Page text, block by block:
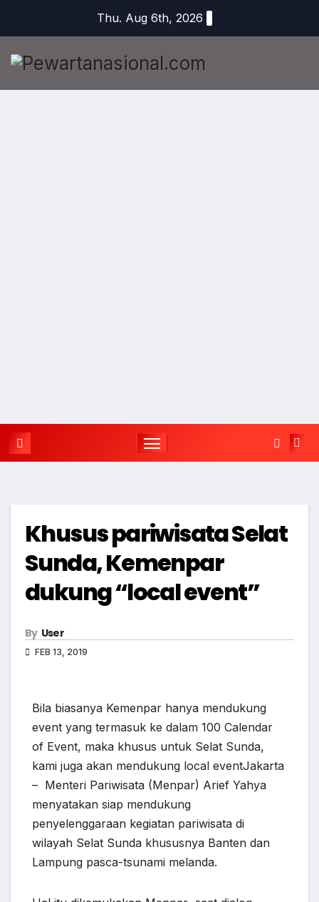
Thu. Aug 6th, 2026
Khusus pariwisata Selat
Sunda, Kemenpar
dukung “local event”
By User
FEB 13, 2019
Bila biasanya Kemenpar hanya mendukung
event yang termasuk ke dalam 100 Calendar
of Event, maka khusus untuk Selat Sunda,
kami juga akan mendukung local eventJakarta
– Menteri Pariwisata (Menpar) Arief Yahya
menyatakan siap mendukung
penyelenggaraan kegiatan pariwisata di
wilayah Selat Sunda khususnya Banten dan
Lampung pasca-tsunami melanda.